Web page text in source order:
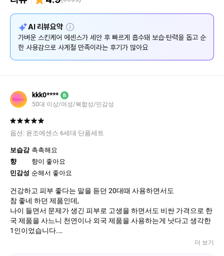
AI 리뷰요약 설
명
가벼운 스킨케어 에센스가 세안 후 빠르게 흡수돼 보습·탄력을 돕고 순
한 사용감으로 사계절 만족이라는 후기가 많아요
kkk0**** B
50대 이상/여성/복합성/민감성
옵션: 윤조에센스 6세대 단품세트
보습감 촉촉해요
향
향이 좋아요
민감성 순해서 좋아요
건강하고 피부 좋다는 말을 듣던 20대때 사용하면서도
참 좋네 하던 제품인데,
나이 들면서 문제가 생긴 피부로 고생을 하면서도 비싼 가격으로 한
국 제품을 사느니 천연이나 외국 제품을 사용하는게 낫다고 생각한
1인이었습니다.
더 보기